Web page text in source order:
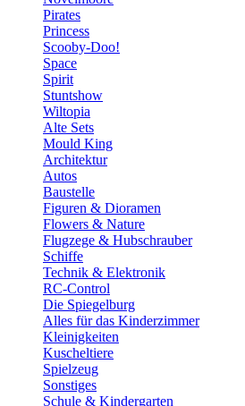
Pirates
Princess
Scooby-Doo!
Space
Spirit
Stuntshow
Wiltopia
Alte Sets
Mould King
Architektur
Autos
Baustelle
Figuren & Dioramen
Flowers & Nature
Flugzege & Hubschrauber
Schiffe
Technik & Elektronik
RC-Control
Die Spiegelburg
Alles für das Kinderzimmer
Kleinigkeiten
Kuscheltiere
Spielzeug
Sonstiges
Schule & Kindergarten